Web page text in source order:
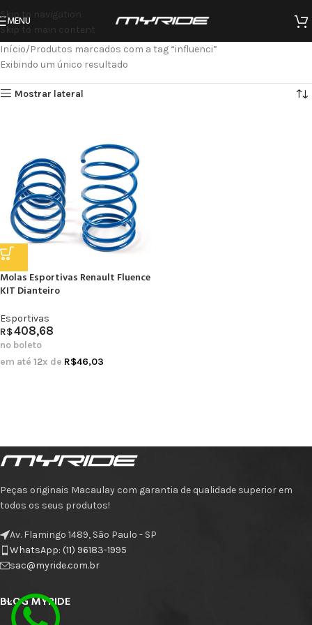
Skip to navigation
Skip to main content
MENU
Início Produtos marcados com a tag “influenci”
Exibindo um único resultado
Mostrar lateral
Molas Esportivas Renault Fluence
KIT Dianteiro
Esportivas
R$408,68
no boleto
em até 12x de R$46,03
Peças originais Macaulay com garantia de qualidade superior em
todos os seus produtos!
Av. Flamingo 1489, São Paulo - SP
WhatsApp: (11) 96183-1995
sac@myride.com.br
BLOG MYRIDE